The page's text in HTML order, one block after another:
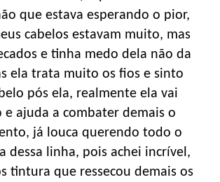
que estava esperando o pior,
cabelos estavam muito, mas
e tinha medo dela não da
ela trata muito os fios e sinto
pós ela, realmente ela vai
ajuda a combater demais o
já louca querendo todo o
dessa linha, pois achei incrível,
tintura que ressecou demais os